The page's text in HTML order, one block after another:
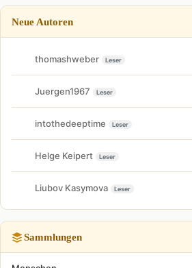
Neue Autoren
thomashweber Leser
Juergen1967 Leser
intothedeeptime Leser
Helge Keipert Leser
Liubov Kasymova Leser
Sammlungen